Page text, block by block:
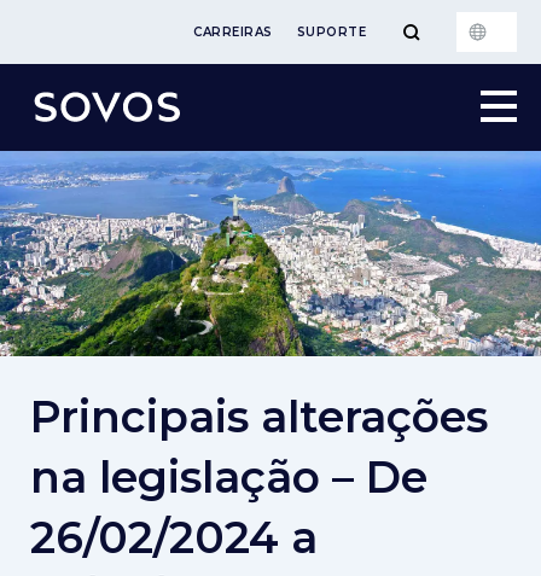
CARREIRAS SUPORTE
Principais alterações
na legislação – De
26/02/2024 a